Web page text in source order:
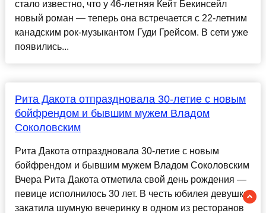
стало известно, что у 46-летняя Кейт Бекинсейл
новый роман — теперь она встречается с 22-летним
канадским рок-музыкантом Гуди Грейсом. В сети уже
появились...
Рита Дакота отпраздновала 30-летие c новым
бойфрендом и бывшим мужем Владом
Соколовским
Рита Дакота отпраздновала 30-летие c новым
бойфрендом и бывшим мужем Владом Соколовским
Вчера Рита Дакота отметила свой день рождения —
певице исполнилось 30 лет. В честь юбилея девушка
закатила шумную вечеринку в одном из ресторанов